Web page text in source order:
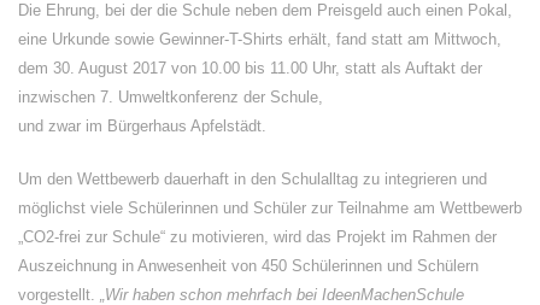
Die Ehrung, bei der die Schule neben dem Preisgeld auch einen Pokal,
eine Urkunde sowie Gewinner-T-Shirts erhält, fand statt am Mittwoch,
dem 30. August 2017 von 10.00 bis 11.00 Uhr, statt als Auftakt der
inzwischen 7. Umweltkonferenz der Schule,
und zwar im Bürgerhaus Apfelstädt.
Um den Wettbewerb dauerhaft in den Schulalltag zu integrieren und
möglichst viele Schülerinnen und Schüler zur Teilnahme am Wettbewerb
„CO2-frei zur Schule“ zu motivieren, wird das Projekt im Rahmen der
Auszeichnung in Anwesenheit von 450 Schülerinnen und Schülern
vorgestellt. „Wir haben schon mehrfach bei IdeenMachenSchule